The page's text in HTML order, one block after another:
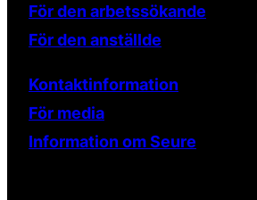
För den arbetssökande
För den anställde
Kontaktinformation
För media
Information om Seure